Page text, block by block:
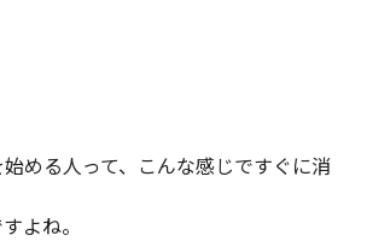
める人って、こんな感じですぐに消
よね。